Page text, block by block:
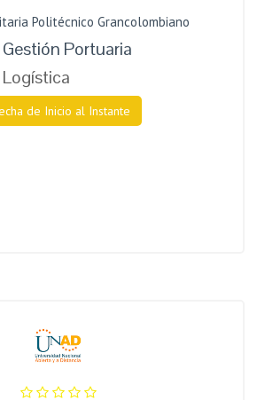
Politécnico Grancolombiano
Portuaria
de Inicio al Instante